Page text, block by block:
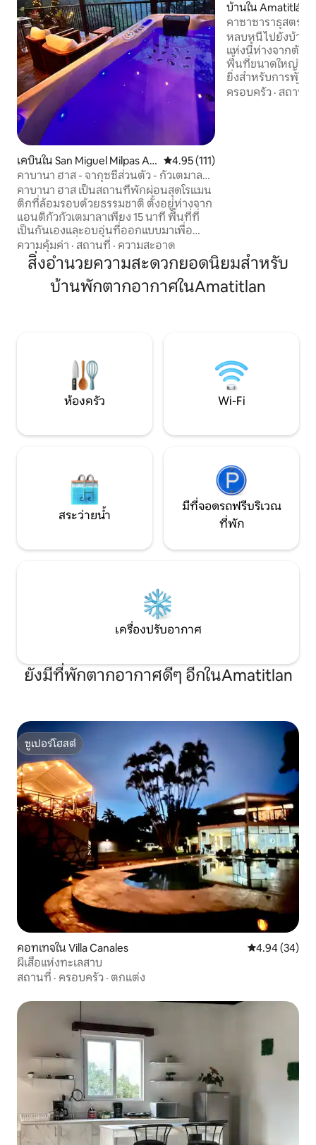
เคบินใน San Miguel Milpas Alt
as
คะแนนเฉลี่ย 4.95 จาก 5, 111 รีวิว
4.95 (111)
คาบานา ฮาส - จากุซซี่ส่วนตัว - กัวเตมาลา
อันติกา
คาบานา ฮาส เป็นสถานที่พักผ่อนสุดโรแมน
ติกที่ล้อมรอบด้วยธรรมชาติ ตั้งอยู่ห่างจาก
แอนติกัวกัวเตมาลาเพียง 15 นาที พื้นที่ที่
เป็นกันเองและอบอุ่นที่ออกแบบมาเพื่อ
ตัดขาดจากสิ่งรบกวน ผ่อนคลาย และ
เพลิดเพลินกับช่วงเวลาพิเศษ 🌙 สิ่งที่คุณจะ
หลงรัก • จากุซซี่ส่วนตัวพร้อมเครื่อง
ทำความร้อน • ระเบียงพร้อมไฟสีอบอุ่น •
ความคุ้มค่า · สถานที่ · ความสะอาด
บ้านใน Amatitlán
คาซาซาราธุสตรา
หลบหนีไปยังบ้านริ
แห่งนี้ห่างจากตัวเ
พื้นที่ขนาดใหญ่วิวที่
ยิ่งสำหรับการพัก
นอกมีสระว่ายน้ำ
ครอบครัว · สถานที่
สิ่งอำนวยความสะดวกยอดนิยมสำหรับ
บ้านพักตากอากาศในAmatitlan
ห้องครัว Wi-Fi
สระว่ายน้ำ
มีที่จอดรถฟรีบริเวณ
ที่พัก
เครื่องปรับอากาศ
ยังมีที่พักตากอากาศดีๆ อีกในAmatitlan
ซูเปอร์โฮสต์
ซูเปอร์โฮสต์
คอทเทจใน Villa Canales คะแนนเฉลี่ย
4.94 (34)
ผีเสื้อแห่งทะเลสาบ
สถานที่ · ครอบครัว · ตกแต่ง